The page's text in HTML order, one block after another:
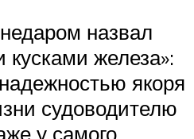
назвал
кусками железа»:
якоря
судоводителю
у самого